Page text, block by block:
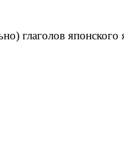
глаголов